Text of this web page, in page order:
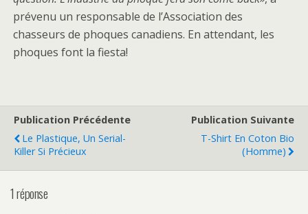
prévenu un responsable de l’Association des
chasseurs de phoques canadiens. En attendant, les
phoques font la fiesta!
Publication Précédente
Le Plastique, Un Serial-
Killer Si Précieux
Publication Suivante
T-Shirt En Coton Bio
(Homme)
1 réponse